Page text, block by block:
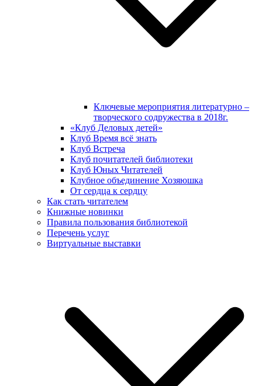
Ключевые мероприятия литературно –
творческого содружества в 2018г.
«Клуб Деловых детей»
Клуб Время всё знать
Клуб Встреча
Клуб почитателей библиотеки
Клуб Юных Читателей
Клубное объединение Хозяюшка
От сердца к сердцу
Как стать читателем
Книжные новинки
Правила пользования библиотекой
Перечень услуг
Виртуальные выставки